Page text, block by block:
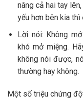
nâng cả hai tay
yếu hơn bên kia
Lời nói: Không
khó mở miệng.
không nói được,
thường hay không.
Một số triệu chứng